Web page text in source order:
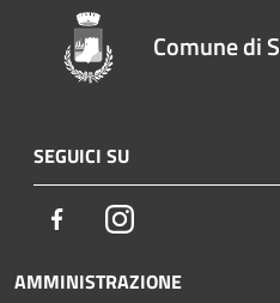
Comune di
SEGUICI SU
FacebookInstagram
AMMINISTRAZIONE